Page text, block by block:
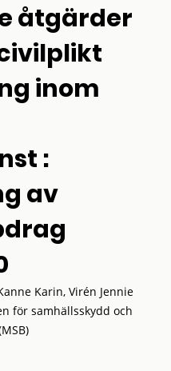
åtgärder
inom
:
av
Karin, Virén Jennie
för samhällsskydd och